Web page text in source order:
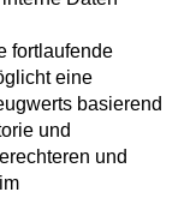
fortlaufende
eine
basierend
und
und